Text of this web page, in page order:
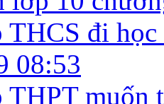
đi
08:53
muốn